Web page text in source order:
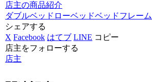
店主の商品紹介
ダブルベッド ローベッドベッドフレーム
シェアする
X Facebook はてブ LINE コピー
店主をフォローする
店主